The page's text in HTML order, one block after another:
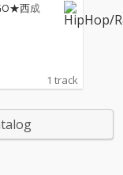
西成
1 track